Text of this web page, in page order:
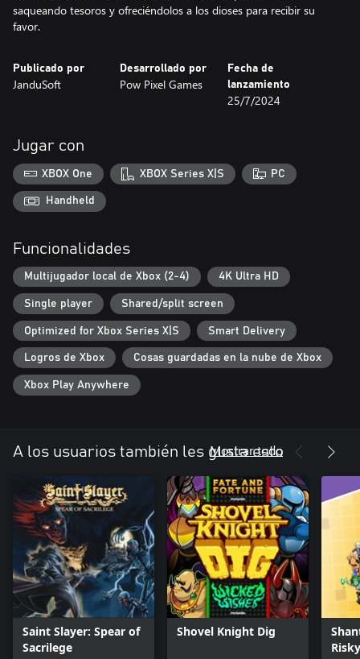
saqueando tesoros y ofreciéndolos a los dioses para recibir su
favor.
Publicado por
JanduSoft
Desarrollado por
Pow Pixel Games
Fecha de
lanzamiento
25/7/2024
Jugar con
XBOX One XBOX Series X|S PC
Handheld
Funcionalidades
Multijugador local de Xbox (2-4) 4K Ultra HD
Single player Shared/split screen
Optimized for Xbox Series X|S Smart Delivery
Logros de Xbox Cosas guardadas en la nube de Xbox
Xbox Play Anywhere
A los usuarios también les gusta esto
Mostrar todo
Saint Slayer: Spear of
Sacrilege
Shovel Knight Dig